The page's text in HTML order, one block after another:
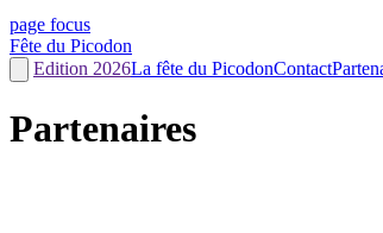
page focus
Fête du Picodon
Edition 2026La fête du PicodonContact
Partenaires